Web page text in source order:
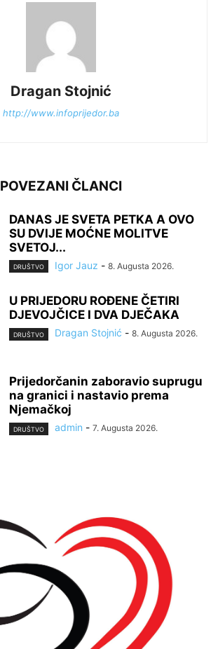
Dragan Stojnić
http://www.infoprijedor.ba
POVEZANI ČLANCI
DANAS JE SVETA PETKA A OVO
SU DVIJE MOĆNE MOLITVE
SVETOJ...
DRUŠTVO Igor Jauz - 8. Augusta 2026.
U PRIJEDORU ROĐENE ČETIRI
DJEVOJČICE I DVA DJEČAKA
DRUŠTVO Dragan Stojnić - 8. Augusta 2026.
Prijedorčanin zaboravio suprugu
na granici i nastavio prema
Njemačkoj
DRUŠTVO admin - 7. Augusta 2026.